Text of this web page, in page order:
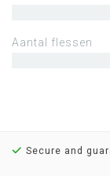
Aantal flessen
Secure and